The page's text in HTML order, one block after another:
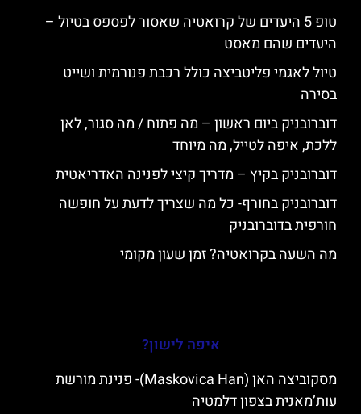
טופ 5 היעדים של קרואטיה שאסור לפספס בטיול –
היעדים שהם מאסט
טיול לאגמי פליטביצה כולל רכבת פנורמית ושייט
בסירה
דוברובניק ביום ראשון – מה פתוח / מה סגור, לאן
ללכת, איפה לטייל, מה מיוחד
דוברובניק בקיץ – מדריך קיצי לפנינה האדריאטית
דוברובניק בחורף- כל מה שצריך לדעת על חופשה
חורפית בדוברובניק
מה השעה בקרואטיה? זמן שעון מקומי
איפה לישון?
מסקוביצה האן (Maskovica Han)- פנינת מורשת
עות’מאנית בצפון דלמטיה